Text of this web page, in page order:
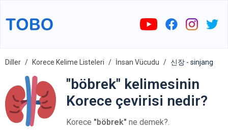
Diller Korece Kelime Listeleri İnsan Vücudu 신장 - sinjang
"böbrek" kelimesinin
Korece çevirisi nedir?
Korece "böbrek" ne demek?.